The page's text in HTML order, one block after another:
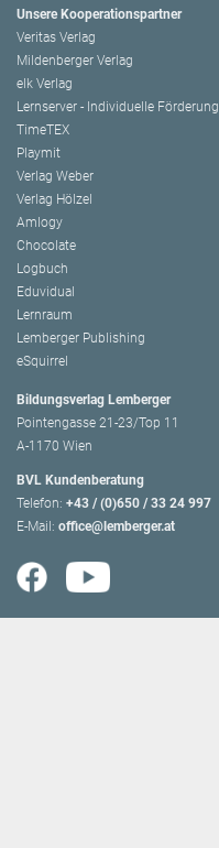
Unsere Kooperationspartner
Veritas Verlag
Mildenberger Verlag
elk Verlag
Lernserver - Individuelle Förderung
TimeTEX
Playmit
Verlag Weber
Verlag Hölzel
Amlogy
Chocolate
Logbuch
Eduvidual
Lernraum
Lemberger Publishing
eSquirrel
Bildungsverlag Lemberger
Pointengasse 21-23/Top 11
A-1170 Wien
BVL Kundenberatung
Telefon: +43 / (0)650 / 33 24 997
E-Mail: office@lemberger.at